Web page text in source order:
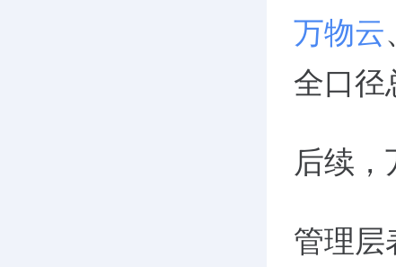
万物云
全口径
后续，
管理层